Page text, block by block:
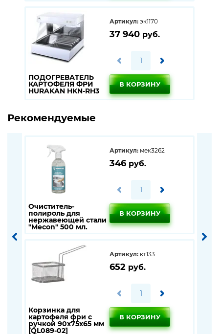
ПОДОГРЕВАТЕЛЬ
КАРТОФЕЛЯ ФРИ
HURAKAN HKN-RH3
Артикул: эк1170
37 940 руб.
В КОРЗИНУ
Рекомендуемые
Очиститель-
полироль для
нержавеющей стали
"Mecon" 500 мл.
Артикул: мек3262
346 руб.
В КОРЗИНУ
Корзинка для
картофеля фри с
ручкой 90х75х65 мм
[QL089-02]
Артикул: кт133
652 руб.
В КОРЗИНУ